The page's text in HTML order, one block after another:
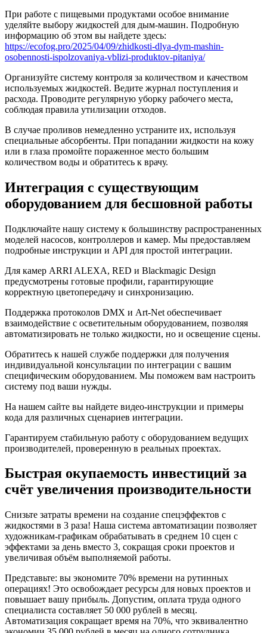
При работе с пищевыми продуктами особое внимание
уделяйте выбору жидкостей для дым-машин. Подробную
информацию об этом вы найдете здесь:
https://ecofog.pro/2025/04/09/zhidkosti-dlya-dym-mashin-
osobennosti-ispolzovaniya-vblizi-produktov-pitaniya/
Организуйте систему контроля за количеством и качеством
используемых жидкостей. Ведите журнал поступления и
расхода. Проводите регулярную уборку рабочего места,
соблюдая правила утилизации отходов.
В случае проливов немедленно устраните их, используя
специальные абсорбенты. При попадании жидкости на кожу
или в глаза промойте пораженное место большим
количеством воды и обратитесь к врачу.
Интеграция с существующим
оборудованием для бесшовной работы
Подключайте нашу систему к большинству распространенных
моделей насосов, контроллеров и камер. Мы предоставляем
подробные инструкции и API для простой интеграции.
Для камер ARRI ALEXA, RED и Blackmagic Design
предусмотрены готовые профили, гарантирующие
корректную цветопередачу и синхронизацию.
Поддержка протоколов DMX и Art-Net обеспечивает
взаимодействие с осветительным оборудованием, позволяя
автоматизировать не только жидкости, но и освещение сцены.
Обратитесь к нашей службе поддержки для получения
индивидуальной консультации по интеграции с вашим
специфическим оборудованием. Мы поможем вам настроить
систему под ваши нужды.
На нашем сайте вы найдете видео-инструкции и примеры
кода для различных сценариев интеграции.
Гарантируем стабильную работу с оборудованием ведущих
производителей, проверенную в реальных проектах.
Быстрая окупаемость инвестиций за
счёт увеличения производительности
Снизьте затраты времени на создание спецэффектов с
жидкостями в 3 раза! Наша система автоматизации позволяет
художникам-графикам обрабатывать в среднем 10 сцен с
эффектами за день вместо 3, сокращая сроки проектов и
увеличивая объём выполняемой работы.
Представьте: вы экономите 70% времени на рутинных
операциях! Это освобождает ресурсы для новых проектов и
повышает вашу прибыль. Допустим, оплата труда одного
специалиста составляет 50 000 рублей в месяц.
Автоматизация сокращает время на 70%, что эквивалентно